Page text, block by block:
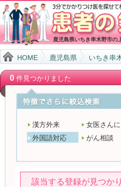
鹿児島県いちき串木野市の
HOME 鹿児島県 いちき串
0件見つかりました
漢方外来 女医さん
外国語対応
がん相談
該当する登録が見つ